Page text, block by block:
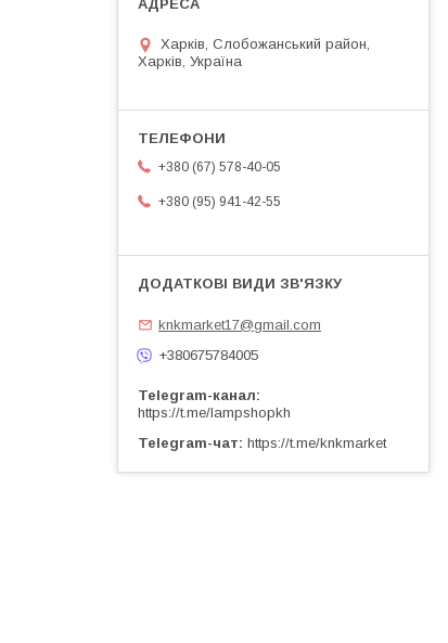
Харків, Слобожанський район,
Харків, Україна
+380 (67) 578-40-05
+380 (95) 941-42-55
knkmarket17@gmail.com
+380675784005
Telegram-канал
https://t.me/lampshopkh
Telegram-чат https://t.me/knkmarket